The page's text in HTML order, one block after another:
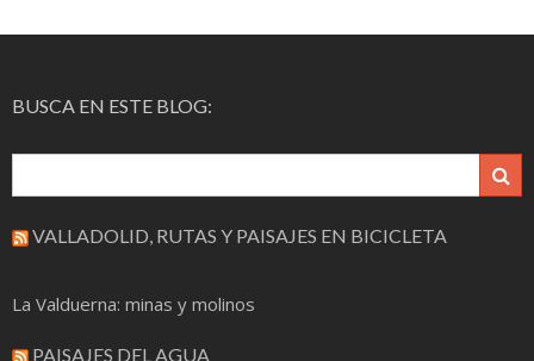
BUSCA EN ESTE BLOG:
VALLADOLID, RUTAS Y PAISAJES EN BICICLETA
La Valduerna: minas y molinos
PAISAJES DEL AGUA